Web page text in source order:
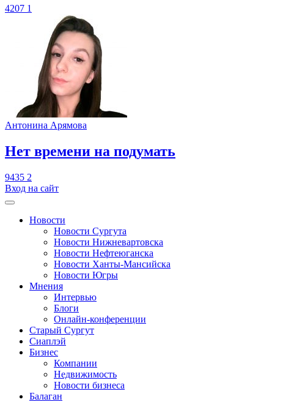
4207 1
Антонина Арямова
​Нет времени на подумать
9435 2
Вход на сайт
Новости
Новости Сургута
Новости Нижневартовска
Новости Нефтеюганска
Новости Ханты-Мансийска
Новости Югры
Мнения
Интервью
Блоги
Онлайн-конференции
Старый Сургут
Сиаплэй
Бизнес
Компании
Недвижимость
Новости бизнеса
Балаган